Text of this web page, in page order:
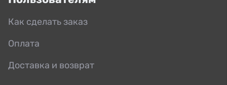
Как сделать заказ
Оплата
Доставка и возврат